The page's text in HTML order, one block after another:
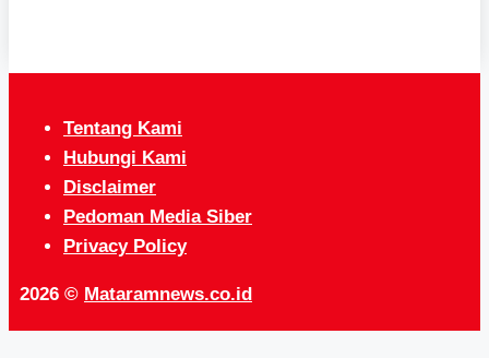
Tentang Kami
Hubungi Kami
Disclaimer
Pedoman Media Siber
Privacy Policy
2026 © Mataramnews.co.id